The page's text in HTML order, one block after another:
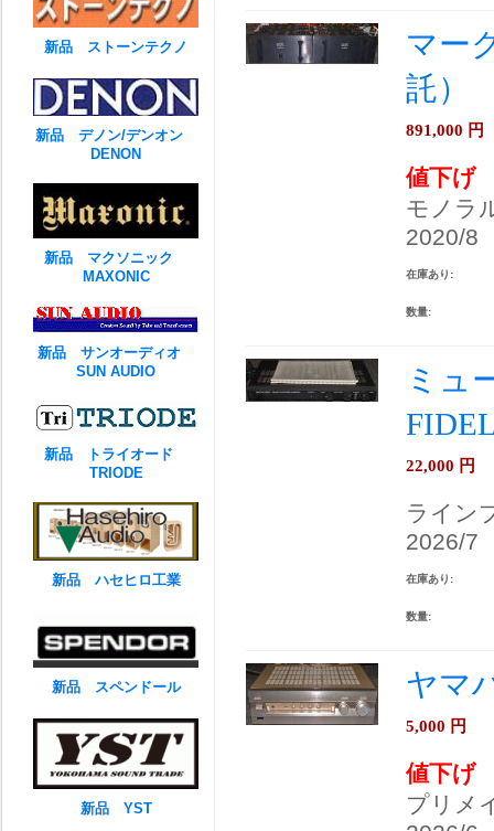
マー
託）
891,000 円
値下げ
モノラ
2020/8
在庫あり:
数量:
ミュ
22,000 円
ライン
2026/7
在庫あり:
数量:
ヤマ
5,000 円
値下げ
プリメ
新品 ストーンテクノ
新品 デノン/デンオン
DENON
新品 マクソニック
MAXONIC
新品 サンオーディオ
SUN AUDIO
新品 トライオード
TRIODE
新品 ハセヒロ工業
新品 スペンドール
新品 YST